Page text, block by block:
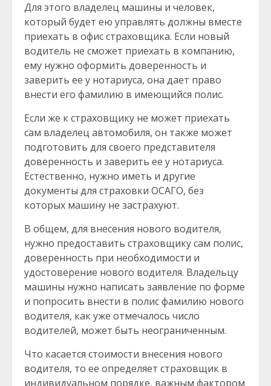
Для этого владелец машины и человек,
который будет ею управлять должны вместе
приехать в офис страховщика. Если новый
водитель не сможет приехать в компанию,
ему нужно оформить доверенность и
заверить ее у нотариуса, она дает право
внести его фамилию в имеющийся полис.
Если же к страховщику не может приехать
сам владелец автомобиля, он также может
подготовить для своего представителя
доверенность и заверить ее у нотариуса.
Естественно, нужно иметь и другие
документы для страховки ОСАГО, без
которых машину не застрахуют.
В общем, для внесения нового водителя,
нужно предоставить страховщику сам полис,
доверенность при необходимости и
удостоверение нового водителя. Владельцу
машины нужно написать заявление по форме
и попросить внести в полис фамилию нового
водителя, как уже отмечалось число
водителей, может быть неограниченным.
Что касается стоимости внесения нового
водителя, то ее определяет страховщик в
индивидуальном порядке, важным фактором